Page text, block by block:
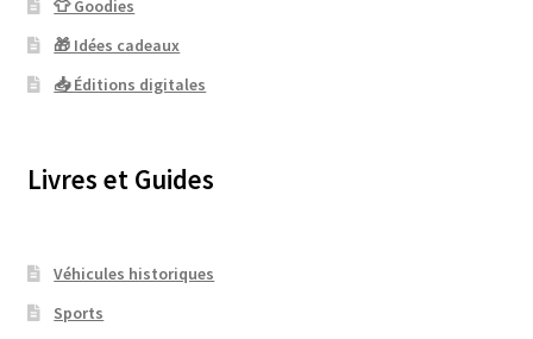
👕 Goodies
🎁 Idées cadeaux
📥 Éditions digitales
Livres et Guides
Véhicules historiques
Sports